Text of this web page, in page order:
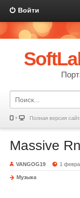
Войти
Полная версия
Massive
VANGOG19 1
Музыка